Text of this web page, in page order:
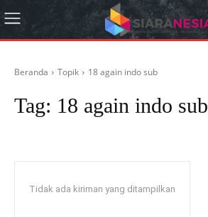
Beranda Topik 18 again indo sub
Tag: 18 again indo sub
Tidak ada kiriman yang ditampilkan